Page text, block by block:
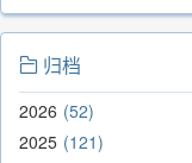
归档
2026 52
2025 121